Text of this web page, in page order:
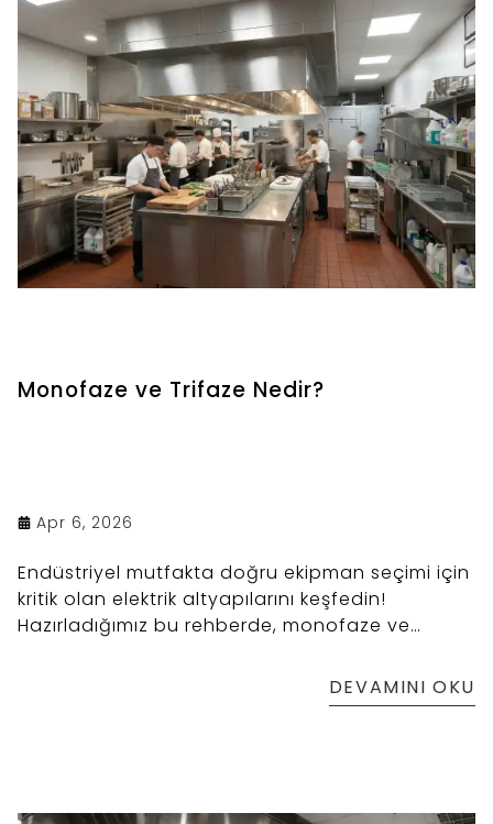
Monofaze ve Trifaze Nedir?
Apr 6, 2026
Endüstriyel mutfakta doğru ekipman seçimi için
kritik olan elektrik altyapılarını keşfedin!
Hazırladığımız bu rehberde, monofaze ve
bağlantıya ihtiyaç duyar ve işletmeniz için en
verimli enerji çözümü hangisidir sorularına
güvence altına alın.
DEVAMINI OKU